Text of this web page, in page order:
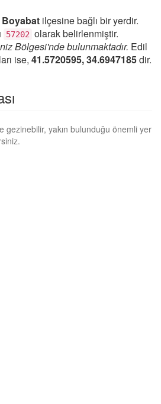
Boyabat ilçesine bağlı bir yerdir.
57202 olarak belirlenmiştir.
Bölgesi'nde bulunmaktadır. Edil
ise, 41.5720595, 34.6947185dir.
gezinebilir, yakın bulunduğu önemli yer